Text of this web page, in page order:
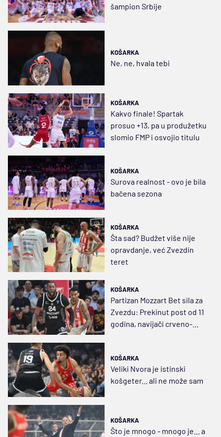
šampion Srbije
KOŠARKA
Ne, ne, hvala tebi
KOŠARKA
Kakvo finale! Spartak
prosuo +13, pa u produžetku
slomio FMP i osvojio titulu
KOŠARKA
Surova realnost - ovo je bila
bačena sezona
KOŠARKA
Šta sad? Budžet više nije
opravdanje, već Zvezdin
teret
KOŠARKA
Partizan Mozzart Bet sila za
Zvezdu: Prekinut post od 11
godina, navijači crveno-
KOŠARKA
Veliki Nvora je istinski
košgeter... ali ne može sam
KOŠARKA
Što je mnogo - mnogo je... a